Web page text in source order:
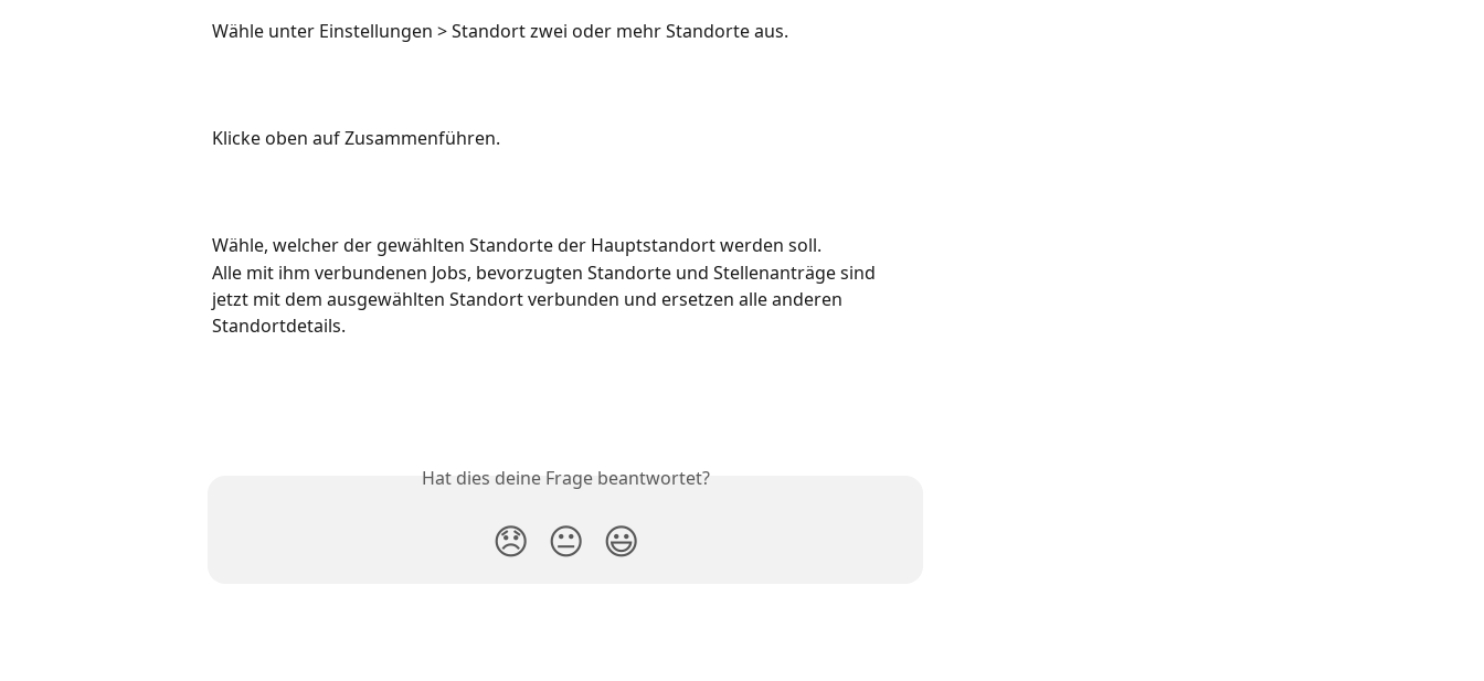
Wähle unter Einstellungen > Standort zwei oder mehr Standorte aus.
Klicke oben auf Zusammenführen.
Wähle, welcher der gewählten Standorte der Hauptstandort werden soll.
Alle mit ihm verbundenen Jobs, bevorzugten Standorte und Stellenanträge sind
jetzt mit dem ausgewählten Standort verbunden und ersetzen alle anderen
Standortdetails.
Hat dies deine Frage beantwortet?
😞 😐 😃